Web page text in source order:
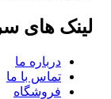
لینک های
درباره ما
تماس با ما
فروشگاه